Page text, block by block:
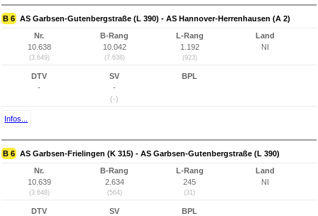
B 6 AS Garbsen-Gutenbergstraße (L 390) - AS Hannover-Herrenhausen (A 2)
Nr.
10.638
(3.649)
B-Rang
10.042
(7.638)
L-Rang
1.192
(923)
Land
NI
DTV
-
SV
-
(-)
BPL
Infos...
B 6 AS Garbsen-Frielingen (K 315) - AS Garbsen-Gutenbergstraße (L 390)
Nr.
10.639
(3.648)
B-Rang
2.634
(564)
L-Rang
245
(31)
Land
NI
DTV
SV
BPL